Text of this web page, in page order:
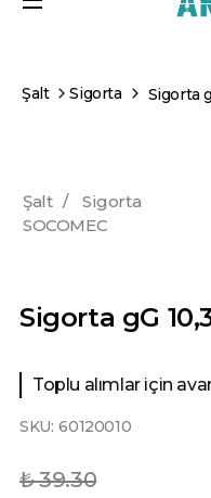
Şalt Sigorta Sigorta
Şalt /
Sigorta
SOCOMEC
Sigorta gG
Toplu alımlar için
SKU: 60120010
₺ 39.30